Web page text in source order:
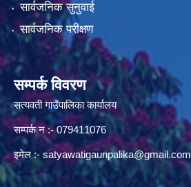
सार्वजनिक सुनुवाई
सार्वजनिक परीक्षण
सम्पर्क विवरण
सत्यवती गाउँपालिका कार्यालय
सम्पर्क न‌ :- 079411076
इमेल :- satyawatigaunpalika@gmail.com